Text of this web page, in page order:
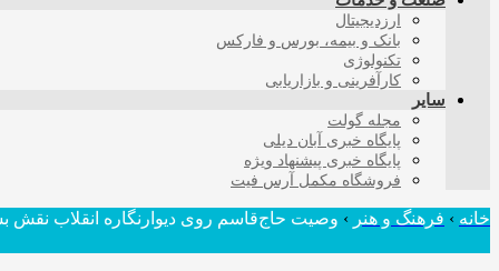
ارزدیجیتال
بانک و بیمه، بورس و فارکس
تکنولوژی
کارآفرینی و بازاریابی
سایر
مجله گولت
پایگاه خبری آبان دیلی
پایگاه خبری پیشنهاد ویژه
فروشگاه مکمل آرس فیت
خانه › فرهنگ و هنر › وصیت حاج‌قاسم روی دیوارنگاره انقلاب نقش